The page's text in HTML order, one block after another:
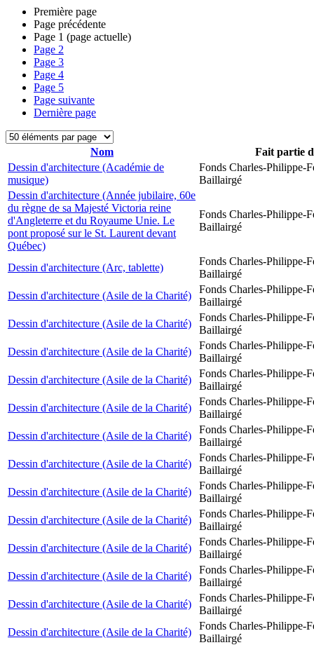
Première page
Page précédente
Page 1 (page actuelle)
Page 2
Page 3
Page 4
Page 5
Page suivante
Dernière page
Nom
Fait partie
Dessin d'architecture (Académie de
musique)
Fonds Charles-Philippe-
Baillairgé
Dessin d'architecture (Année jubilaire, 60e
du règne de sa Majesté Victoria reine
d'Angleterre et du Royaume Unie. Le
pont proposé sur le St. Laurent devant
Québec)
Fonds Charles-Philippe-
Baillairgé
Dessin d'architecture (Arc, tablette)
Fonds Charles-Philippe-
Baillairgé
Dessin d'architecture (Asile de la Charité)
Fonds Charles-Philippe-
Baillairgé
Dessin d'architecture (Asile de la Charité)
Fonds Charles-Philippe-
Baillairgé
Dessin d'architecture (Asile de la Charité)
Fonds Charles-Philippe-
Baillairgé
Dessin d'architecture (Asile de la Charité)
Fonds Charles-Philippe-
Baillairgé
Dessin d'architecture (Asile de la Charité)
Fonds Charles-Philippe-
Baillairgé
Dessin d'architecture (Asile de la Charité)
Fonds Charles-Philippe-
Baillairgé
Dessin d'architecture (Asile de la Charité)
Fonds Charles-Philippe-
Baillairgé
Dessin d'architecture (Asile de la Charité)
Fonds Charles-Philippe-
Baillairgé
Dessin d'architecture (Asile de la Charité)
Fonds Charles-Philippe-
Baillairgé
Dessin d'architecture (Asile de la Charité)
Fonds Charles-Philippe-
Baillairgé
Dessin d'architecture (Asile de la Charité)
Fonds Charles-Philippe-
Baillairgé
Dessin d'architecture (Asile de la Charité)
Fonds Charles-Philippe-
Baillairgé
Dessin d'architecture (Asile de la Charité)
Fonds Charles-Philippe-
Baillairgé